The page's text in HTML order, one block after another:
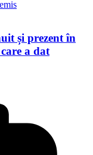
și prezent în
a dat